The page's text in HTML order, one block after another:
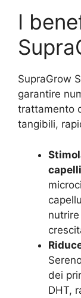
I
SupraGrow
garantire
trattamento
tangibili,
capelli
dei
DHT,